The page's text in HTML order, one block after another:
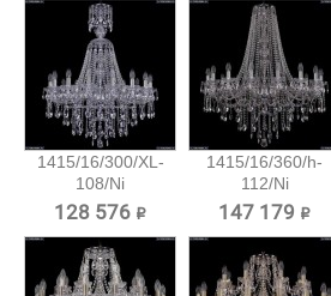
1415/16/300/XL-
108/Ni
Хрустальная...
128 576 ₽
1415/16/360/h-
112/Ni
Хрустальная...
147 179 ₽